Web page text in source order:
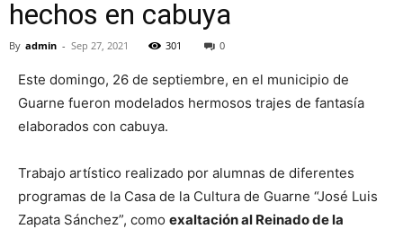
hechos en cabuya
By admin - Sep 27, 2021 301 0
Este domingo, 26 de septiembre, en el municipio de
Guarne fueron modelados hermosos trajes de fantasía
elaborados con cabuya.
Trabajo artístico realizado por alumnas de diferentes
programas de la Casa de la Cultura de Guarne “José Luis
Zapata Sánchez”, como exaltación al Reinado de la